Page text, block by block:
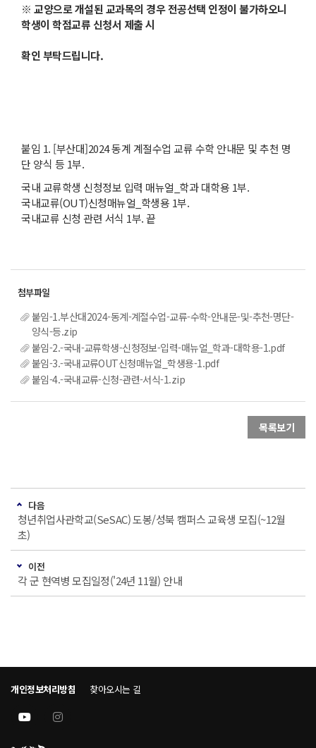
※ 교양으로 개설된 교과목의 경우 전공선택 인정이 불가하오니
학생이 학점교류 신청서 제출 시
확인 부탁드립니다.
붙임 1. [부산대]2024 동계 계절수업 교류 수학 안내문 및 추천 명
단 양식 등 1부.
국내 교류학생 신청정보 입력 매뉴얼_학과 대학용 1부.
국내교류(OUT)신청매뉴얼_학생용 1부.
국내교류 신청 관련 서식 1부. 끝
붙임-1.부산대2024-동계-계절수업-교류-수학-안내문-및-추천-명단-
양식-등.zip
붙임-2.-국내-교류학생-신청정보-입력-매뉴얼_학과-대학용-1.pdf
붙임-3.-국내교류OUT신청매뉴얼_학생용-1.pdf
붙임-4.-국내교류-신청-관련-서식-1.zip
목록보기
다음
청년취업사관학교(SeSAC) 도봉/성북 캠퍼스 교육생 모집(~12월
초)
이전
각 군 현역병 모집일정('24년 11월) 안내
개인정보처리방침 찾아오시는 길